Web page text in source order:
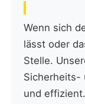
Wenn sich
lässt oder
Stelle.
Sicherheits-
und effizient.